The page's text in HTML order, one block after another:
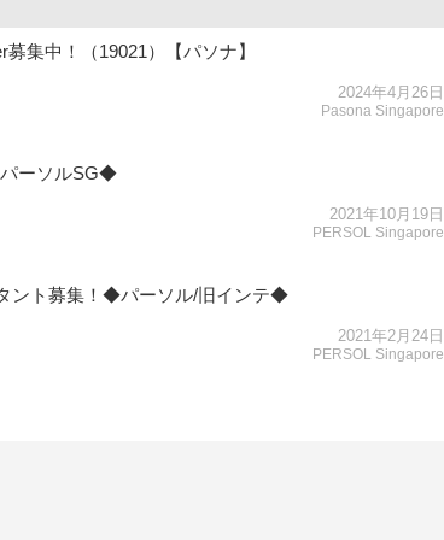
集中！（19021）【パソナ】
2024年4月26日
Pasona Singapore
パーソルSG◆
2021年10月19日
PERSOL Singapore
ント募集！◆パーソル/旧インテ◆
2021年2月24日
PERSOL Singapore